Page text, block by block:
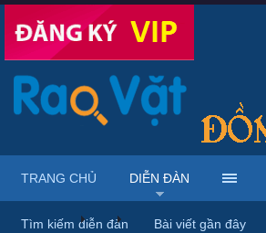
Diễn đàn ... Rao vặt tổng hợp - Uy
TRANG CHỦ DIỄN ĐÀN
Tìm kiếm diễn đàn Bài viết gần đây